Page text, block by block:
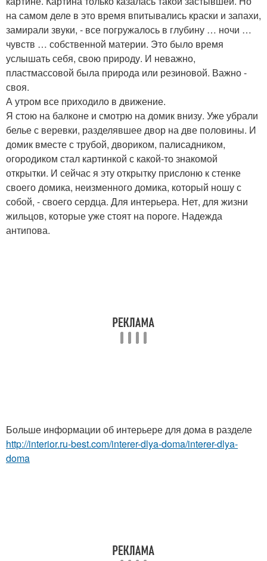
на самом деле в это время впитывались краски и запахи,
замирали звуки, - все погружалось в глубину … ночи …
чувств … собственной материи. Это было время
услышать себя, свою природу. И неважно,
пластмассовой была природа или резиновой. Важно -
своя.
А утром все приходило в движение.
Я стою на балконе и смотрю на домик внизу. Уже убрали
белье с веревки, разделявшее двор на две половины. И
домик вместе с трубой, двориком, палисадником,
огородиком стал картинкой с какой-то знакомой
открытки. И сейчас я эту открытку прислоню к стенке
своего домика, неизменного домика, который ношу с
собой, - своего сердца. Для интерьера. Нет, для жизни
жильцов, которые уже стоят на пороге. Надежда
антипова.
Больше информации об интерьере для дома в разделе
http://interior.ru-best.com/interer-dlya-doma/interer-dlya-
doma